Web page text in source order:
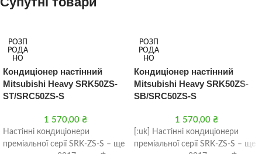
РОЗП
РОДА
НО
Кондиціонер настінний
Mitsubishi Heavy SRK50ZS-
ЅТ/SRC50ZS-S
1 570,00 ₴
Настінні кондиціонери
преміальної серії SRK-ZS-S – ще
РОЗП
РОДА
НО
Кондиціонер настінний
Mitsubishi Heavy SRK50ZS-
SB/SRC50ZS-S
1 570,00 ₴
[:uk] Настінні кондиціонери
преміальної серії SRK-ZS-S – ще